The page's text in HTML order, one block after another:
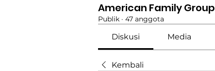
American Family Group
Publik · 47 anggota
Diskusi Media
Kembali